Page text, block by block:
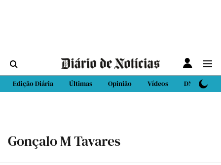
Edição Diária Últimas Opinião Vídeos DN Sport
Gonçalo M Tavares